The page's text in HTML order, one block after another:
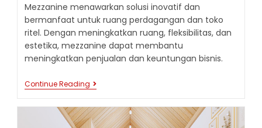
Mezzanine menawarkan solusi inovatif dan
bermanfaat untuk ruang perdagangan dan toko
ritel. Dengan meningkatkan ruang, fleksibilitas, dan
estetika, mezzanine dapat membantu
meningkatkan penjualan dan keuntungan bisnis.
Continue Reading MANFAAT
MEZZANINE
DALAM
RUANG